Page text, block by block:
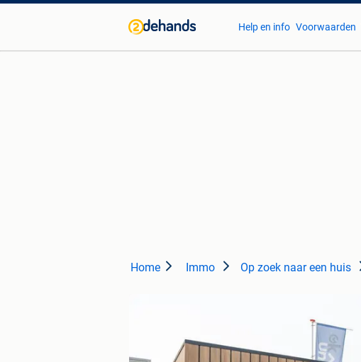
Help en info Voorwaarden
Home Immo Op zoek naar een huis